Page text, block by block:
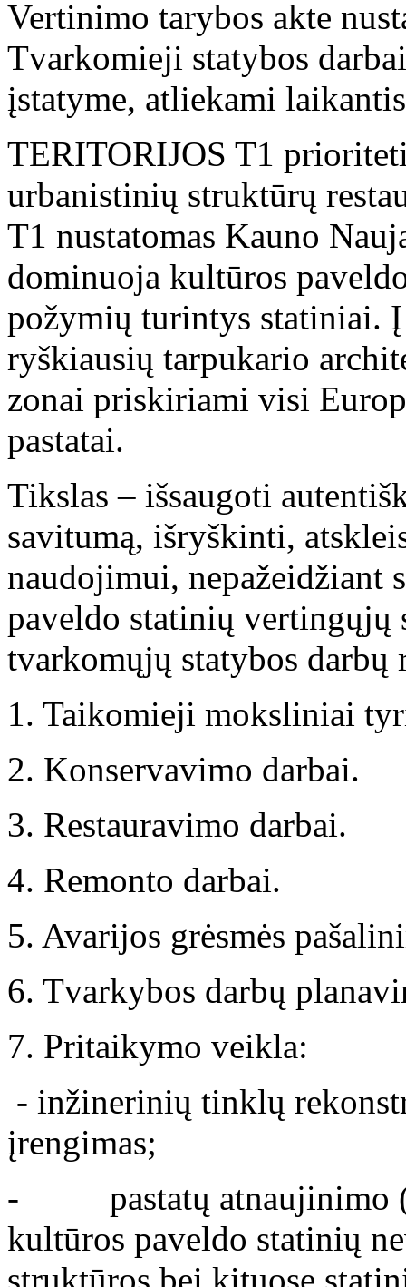
Vertinimo tarybos akte
Tvarkomieji statybos
įstatyme, atliekami
TERITORIJOS T1
urbanistinių struktūrų
T1 nustatomas Kauno
dominuoja kultūros
požymių turintys statiniai.
ryškiausių tarpukario
zonai priskiriami visi
pastatai.
Tikslas – išsaugoti
savitumą, išryškinti,
naudojimui, nepažeidžiant
paveldo statinių
tvarkomųjų statybos darbų
1. Taikomieji moksliniai
2. Konservavimo darbai.
3. Restauravimo darbai.
4. Remonto darbai.
5. Avarijos grėsmės
6. Tvarkybos darbų
7. Pritaikymo veikla:
- inžinerinių tinklų
įrengimas;
- pastatų atnaujinimo
kultūros paveldo statinių
struktūros bei kituose